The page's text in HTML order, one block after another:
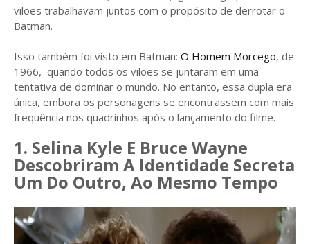
vilões trabalhavam juntos com o propósito de derrotar o
Batman.
Isso também foi visto em Batman: O Homem Morcego, de
1966, quando todos os vilões se juntaram em uma
tentativa de dominar o mundo. No entanto, essa dupla era
única, embora os personagens se encontrassem com mais
frequência nos quadrinhos após o lançamento do filme.
1. Selina Kyle E Bruce Wayne
Descobriram A Identidade Secreta
Um Do Outro, Ao Mesmo Tempo